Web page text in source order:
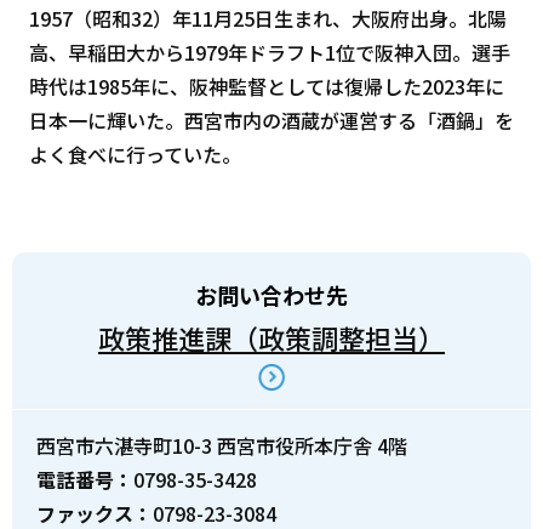
1957（昭和32）年11月25日生まれ、大阪府出身。北陽
高、早稲田大から1979年ドラフト1位で阪神入団。選手
時代は1985年に、阪神監督としては復帰した2023年に
日本一に輝いた。西宮市内の酒蔵が運営する「酒鍋」を
よく食べに行っていた。
お問い合わせ先
政策推進課（政策調整担当）
西宮市六湛寺町10-3 西宮市役所本庁舎 4階
電話番号： 0798-35-3428
ファックス： 0798-23-3084